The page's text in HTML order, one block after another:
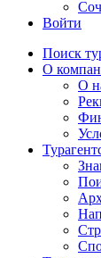
Войти
Поиск
О
О